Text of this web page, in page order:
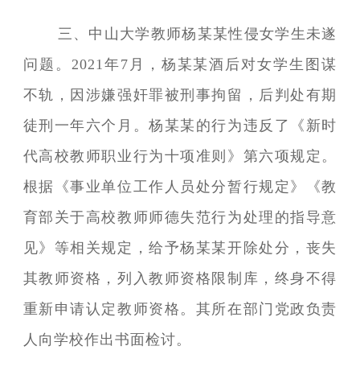
三、中山大学教师杨某某性侵女学生未遂
问题。2021年7月，杨某某酒后对女学生图谋
不轨，因涉嫌强奸罪被刑事拘留，后判处有期
徒刑一年六个月。杨某某的行为违反了《新时
代高校教师职业行为十项准则》第六项规定。
根据《事业单位工作人员处分暂行规定》《教
育部关于高校教师师德失范行为处理的指导意
见》等相关规定，给予杨某某开除处分，丧失
其教师资格，列入教师资格限制库，终身不得
重新申请认定教师资格。其所在部门党政负责
人向学校作出书面检讨。